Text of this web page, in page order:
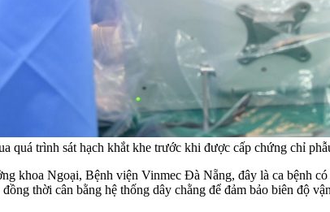
quá trình sát hạch khắt khe trước khi được cấp chứng chỉ
khoa Ngoại, Bệnh viện Vinmec Đà Nẵng, đây là ca bệnh
thời cân bằng hệ thống dây chằng để đảm bảo biên độ